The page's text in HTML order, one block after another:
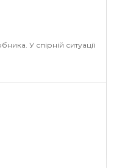
У спірній ситуації